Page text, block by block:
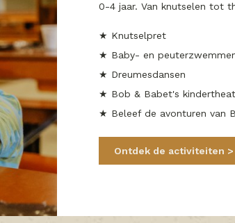
0-4 jaar. Van knutselen tot
★ Knutselpret
★ Baby- en
★ Dreumesdansen
★ Bob & Babet's
★ Beleef de avonturen van
Ontdek de activiteiten